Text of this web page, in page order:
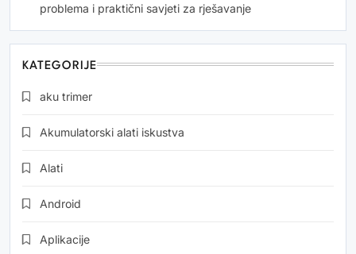
problema i praktični savjeti za rješavanje
KATEGORIJE
aku trimer
Akumulatorski alati iskustva
Alati
Android
Aplikacije